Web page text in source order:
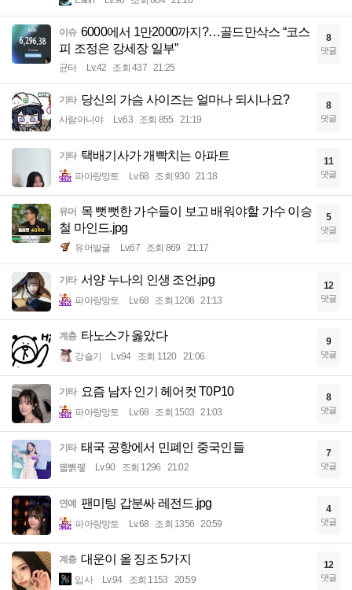
이슈 6000에서 1만2000까지?…골드만삭스 “코스
피 조정은 강세장 일부”
균터 Lv.42 조회 437 21:25
8
댓글
기타 당신의 가슴 사이즈는 얼마나 되시나요?
사람아니야 Lv.63 조회 855 21:19
8
댓글
기타 택배기사가 개빡치는 아파트
파아랑망토 Lv.68 조회 930 21:18
11
댓글
유머 목 뻣뻣한 가수들이 보고 배워야할 가수 이승
철 마인드.jpg
유머발굴 Lv.67 조회 869 21:17
5
댓글
기타 서양 누나의 인생 조언.jpg
파아랑망토 Lv.68 조회 1206 21:13
12
댓글
계층 타노스가 옳았다
강슬기 Lv.94 조회 1120 21:06
9
댓글
기타 요즘 남자 인기 헤어컷 T0P10
파아랑망토 Lv.68 조회 1503 21:03
8
댓글
기타 태국 공항에서 민폐인 중국인들
꿻뻵뗗 Lv.90 조회 1296 21:02
7
댓글
연예 팬미팅 갑분싸 레전드.jpg
파아랑망토 Lv.68 조회 1356 20:59
4
댓글
계층 대운이 올 징조 5가지
입사 Lv.94 조회 1153 20:59
12
댓글